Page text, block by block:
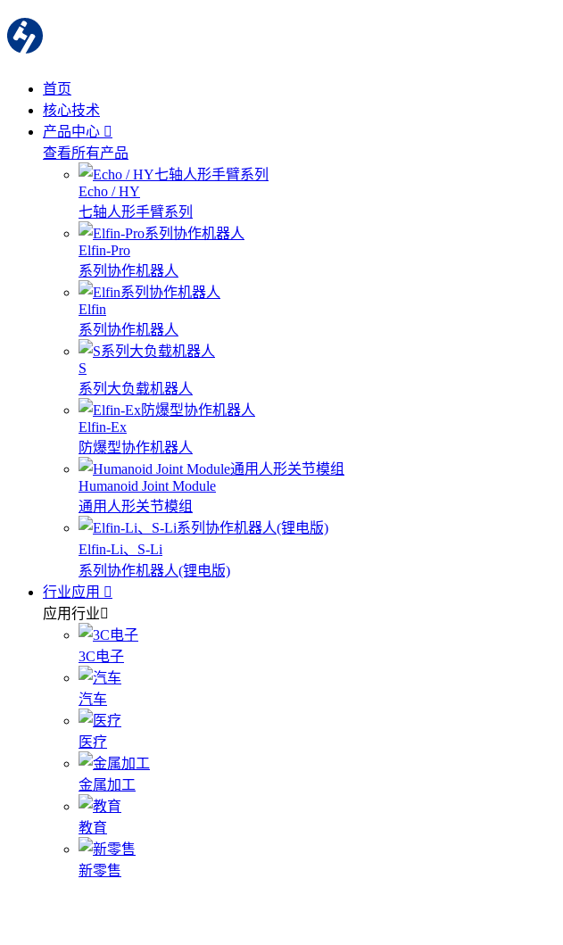
首页
核心技术
产品中心
查看所有产品
Echo / HY
七轴人形手臂系列
Elfin-Pro
系列协作机器人
Elfin
系列协作机器人
S
系列大负载机器人
Elfin-Ex
防爆型协作机器人
Humanoid Joint Module
通用人形关节模组
Elfin-Li、S-Li
系列协作机器人(锂电版)
行业应用
应用行业
3C电子
汽车
医疗
金属加工
教育
新零售